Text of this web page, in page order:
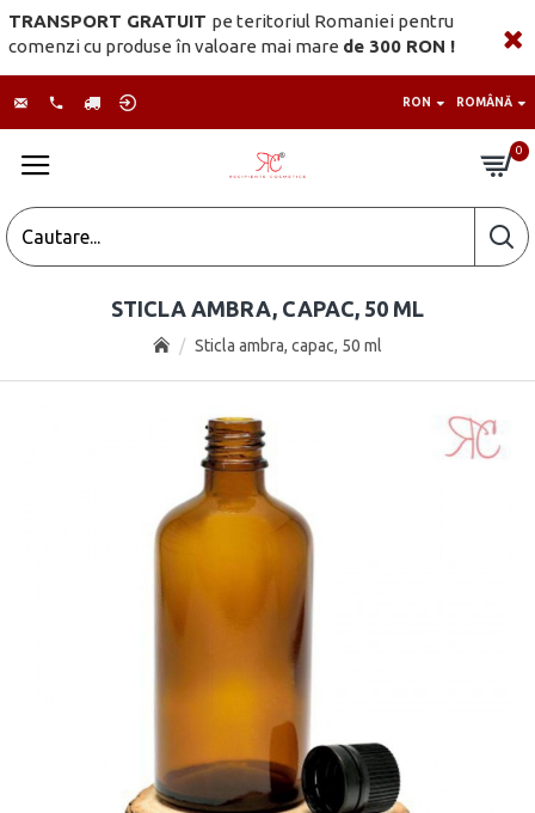
TRANSPORT GRATUIT pe teritoriul Romaniei pentru
comenzi cu produse în valoare mai mare de 300 RON !
RON ROMÂNĂ
0
Sticla ambra, capac, 50 ml
STICLA AMBRA, CAPAC, 50 ML